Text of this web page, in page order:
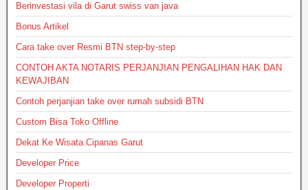
Berinvestasi vila di Garut swiss van java
Bonus Artikel
Cara take over Resmi BTN step-by-step
CONTOH AKTA NOTARIS PERJANJIAN PENGALIHAN HAK DAN
KEWAJIBAN
Contoh perjanjian take over rumah subsidi BTN
Custom Bisa Toko Offline
Dekat Ke Wisata Cipanas Garut
Developer Price
Developer Properti